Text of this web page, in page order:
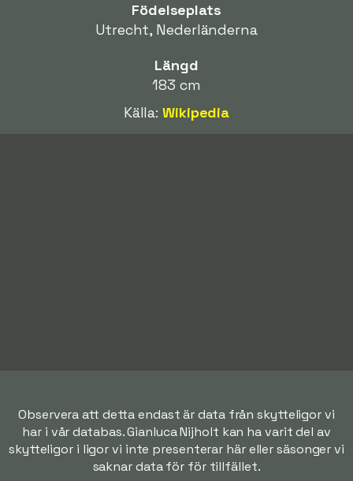
Födelseplats
Utrecht, Nederländerna
Längd
183 cm
Källa:Wikipedia
Observera att detta endast är data från skytteligor vi
har i vår databas. Gianluca Nijholt kan ha varit del av
skytteligor i ligor vi inte presenterar här eller säsonger vi
saknar data för för tillfället.